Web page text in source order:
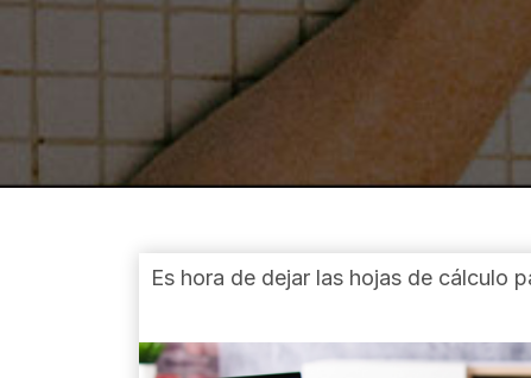
Es hora de dejar las hojas de cálculo